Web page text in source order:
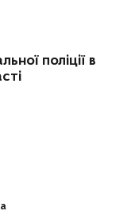
поліції в